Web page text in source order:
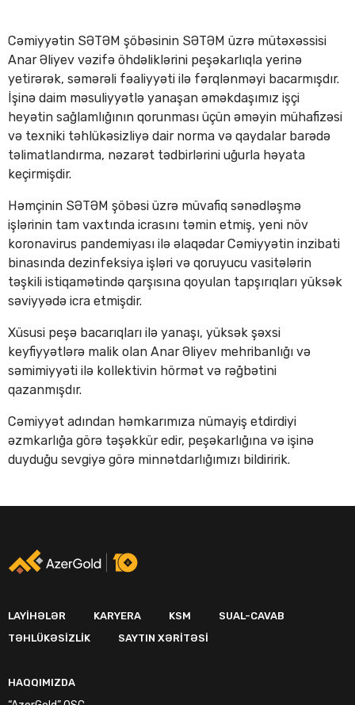
Cəmiyyətin SƏTƏM şöbəsinin SƏTƏM üzrə mütəxəssisi
Anar Əliyev vəzifə öhdəliklərini peşəkarlıqla yerinə
yetirərək, səmərəli fəaliyyəti ilə fərqlənməyi bacarmışdır.
İşinə daim məsuliyyətlə yanaşan əməkdaşımız işçi
heyətin sağlamlığının qorunması üçün əməyin mühafizəsi
və texniki təhlükəsizliyə dair norma və qaydalar barədə
təlimatlandırma, nəzarət tədbirlərini uğurla həyata
keçirmişdir.
Həmçinin SƏTƏM şöbəsi üzrə müvafiq sənədləşmə
işlərinin tam vaxtında icrasını təmin etmiş, yeni növ
koronavirus pandemiyası ilə əlaqədar Cəmiyyətin inzibati
binasında dezinfeksiya işləri və qoruyucu vasitələrin
təşkili istiqamətində qarşısına qoyulan tapşırıqları yüksək
səviyyədə icra etmişdir.
Xüsusi peşə bacarıqları ilə yanaşı, yüksək şəxsi
keyfiyyətlərə malik olan Anar Əliyev mehribanlığı və
səmimiyyəti ilə kollektivin hörmət və rəğbətini
qazanmışdır.
Cəmiyyət adından həmkarımıza nümayiş etdirdiyi
əzmkarlığa görə təşəkkür edir, peşəkarlığına və işinə
duyduğu sevgiyə görə minnətdarlığımızı bildiririk.
LAYIHƏLƏR KARYERA KSM
SUAL-CAVAB
TƏHLÜKƏSIZLIK
SAYTIN XƏRITƏSI
HAQQIMIZDA